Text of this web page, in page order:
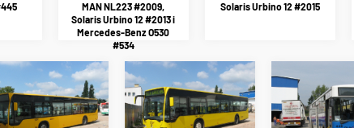
MAN NL223 #2009,
Solaris Urbino 12 #2013 i
Mercedes-Benz O530
#534
Solaris Urbino 12 #2015